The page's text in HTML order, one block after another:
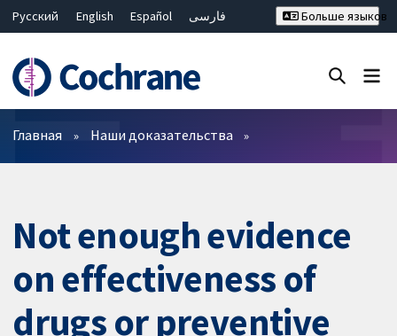
Русский English Español
فارسی
Bahasa Malaysia
ไทย
繁體中文
简体中文
Больше языков
Фильтры
Главная Наши доказательства
Not enough evidence
on effectiveness of
drugs or preventive